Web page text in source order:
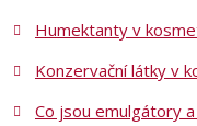
Humektanty v
Konzervační látky v
Co jsou emulgátory